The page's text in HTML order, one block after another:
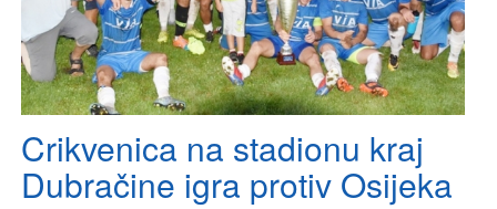
Crikvenica na stadionu kraj
Dubračine igra protiv Osijeka